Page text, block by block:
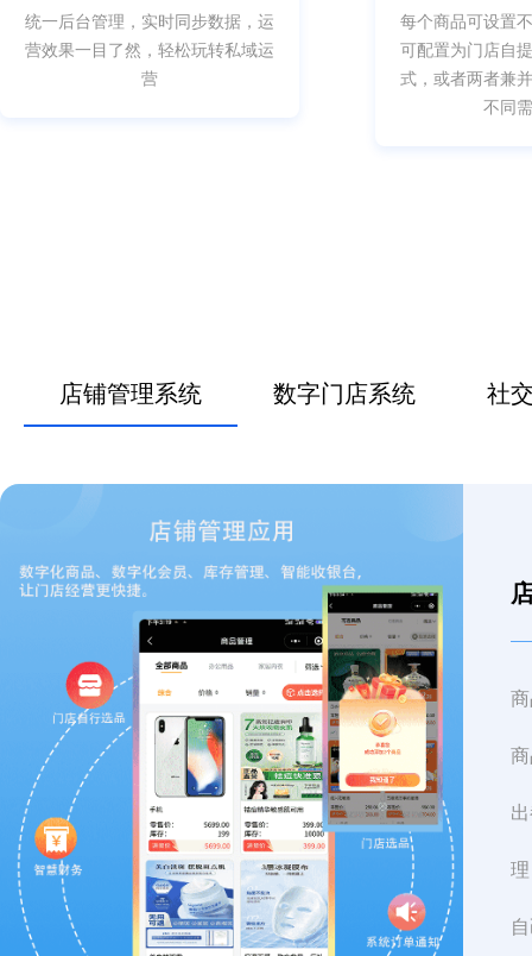
统一后台管理，实时同步数据，运
营效果一目了然，轻松玩转私域运
营
每个商品可设置
可配置为门店自
式，或者两者兼
不同
店铺管理系统 数字门店系统 社